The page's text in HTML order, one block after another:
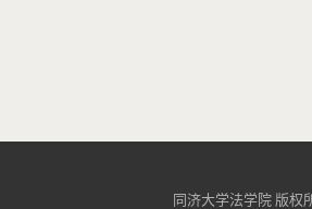
同济大学法学院 版权